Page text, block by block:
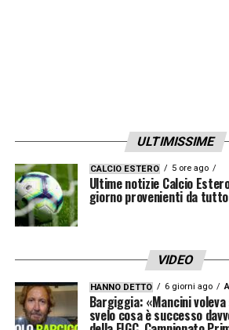
ULTIMISSIME
CALCIO ESTERO 5 ore ago
Ultime notizie Calcio
giorno provenienti da
VIDEO
HANNO DETTO 6 giorni ago
Bargiggia: «Mancini voleva
svelo cosa è successo